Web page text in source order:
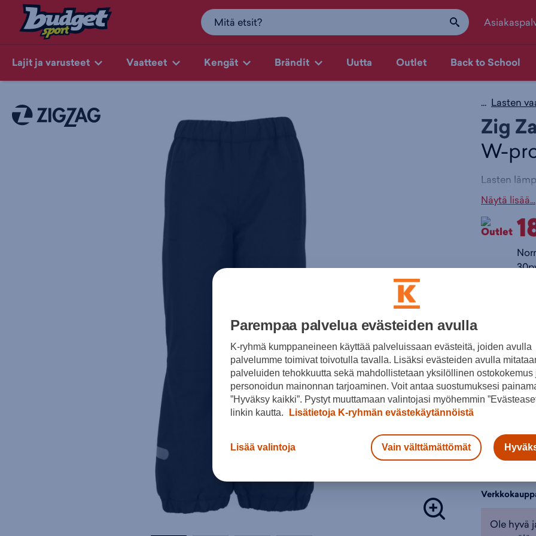
Lajit ja varusteet Vaatteet Kengät Brändit Uutta Outlet Back to School
... Lasten
Zig
W-
Lasten
vanutäyte
lämpimänä
jalkalenkit.
Väri: Musta(
Näytä lisää...
Musta
Valitse
Tarkista
Ole hyvä
Parempaa palvelua evästeiden avulla
K-ryhmä kumppaneineen käyttää palveluissaan evästeitä, joiden avulla
palvelumme toimivat toivotulla tavalla. Lisäksi evästeiden avulla
palveluiden tehokkuutta sekä mahdollistetaan yksilöllinen ostokokemus
personoidun mainonnan tarjoaminen. Voit antaa suostumuksesi
”Hyväksy kaikki”. Pystyt muuttamaan valintojasi myöhemmin
linkin kautta.
Lisätietoja K-ryhmän evästekäytännöistä
Lisää valintoja Vain välttämättömät